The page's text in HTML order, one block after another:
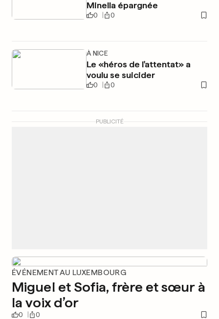
Minella épargnée
0 0
À NICE
Le «héros de l'attentat» a
voulu se suicider
0 0
PUBLICITÉ
ÉVÉNEMENT AU LUXEMBOURG
Miguel et Sofia, frère et sœur à
la voix d’or
0 0